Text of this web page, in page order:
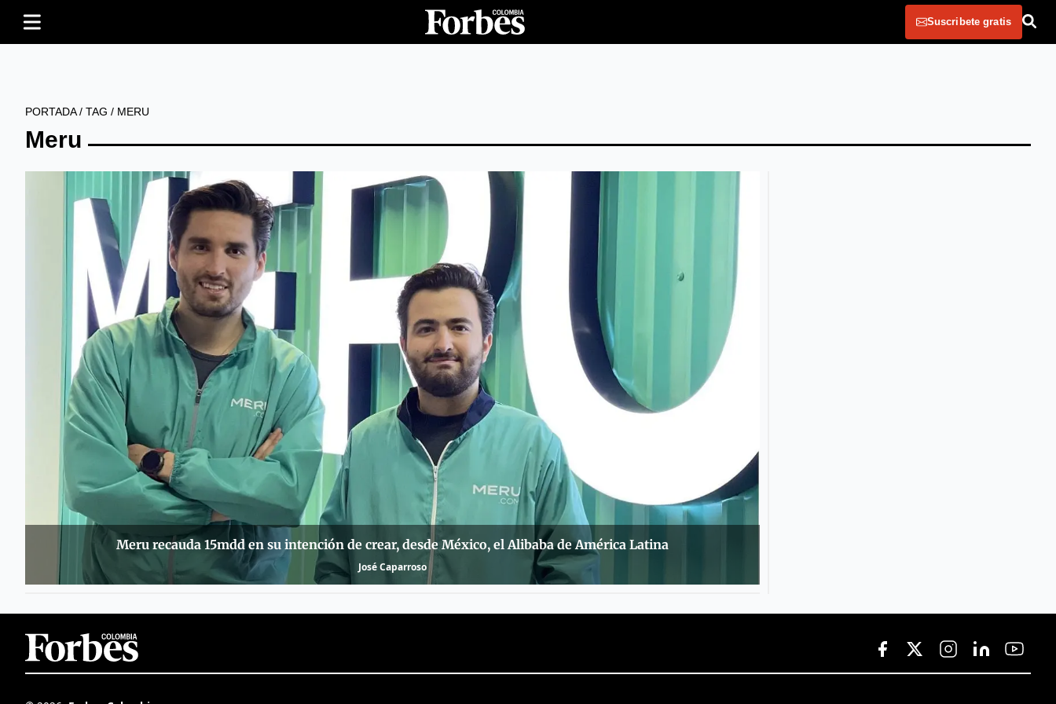
Suscribete gratis
PORTADA/ TAG / MERU
Meru
Meru recauda 15mdd en su intención de crear, desde México, el Alibaba de América Latina
José Caparroso